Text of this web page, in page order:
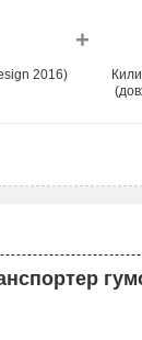
2016)
+